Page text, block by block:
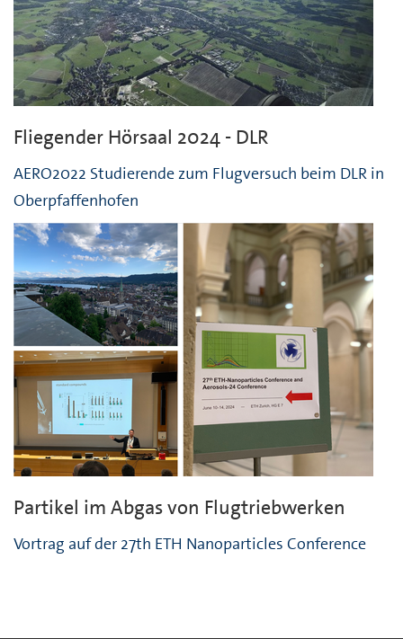
Fliegender Hörsaal 2024 - DLR
AERO2022 Studierende zum Flugversuch beim DLR in
Oberpfaffenhofen
Partikel im Abgas von Flugtriebwerken
Vortrag auf der 27th ETH Nanoparticles Conference